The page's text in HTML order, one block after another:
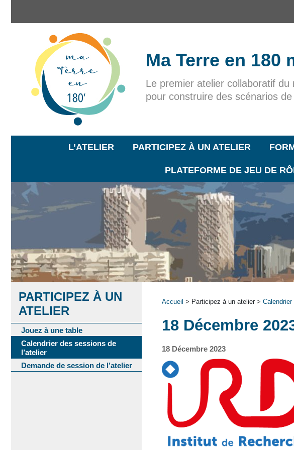
Ma Terre en 180
Le premier atelier collaboratif du
pour construire des scénarios
L’ATELIER PARTICIPEZ À UN ATELIER
PLATEFORME DE JEU DE
PARTICIPEZ À UN
ATELIER
Jouez à une table
Calendrier des sessions de
l’atelier
Demande de session de l’atelier
Accueil > Participez à un atelier >
18 Décembre
18 Décembre 2023